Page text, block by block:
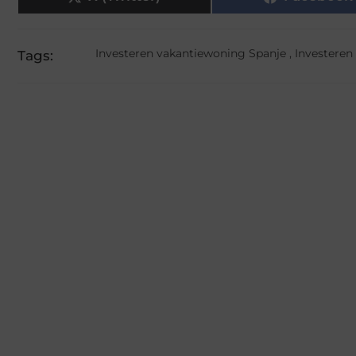
Tags: Investeren vakantiewoning Spanje,